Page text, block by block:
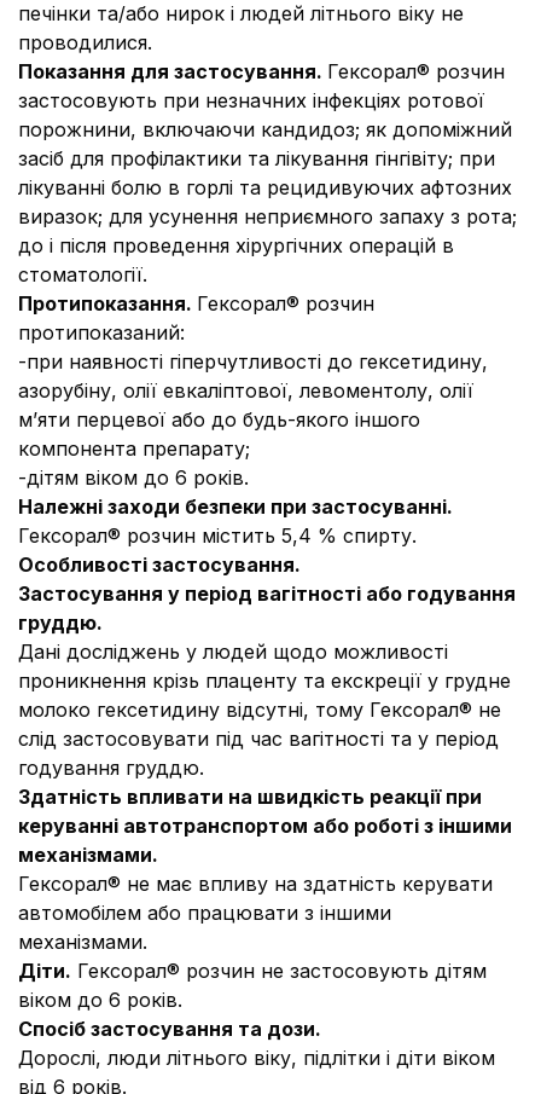
печінки та/або нирок і людей літнього віку не
проводилися.
Показання для застосування. Гексорал® розчин
застосовують при незначних інфекціях ротової
порожнини, включаючи кандидоз; як допоміжний
засіб для профілактики та лікування гінгівіту; при
лікуванні болю в горлі та рецидивуючих афтозних
виразок; для усунення неприємного запаху з рота;
до і після проведення хірургічних операцій в
стоматології.
Протипоказання. Гексорал® розчин
протипоказаний:
-при наявності гіперчутливості до гексетидину,
азорубіну, олії евкаліптової, левоментолу, олії
м’яти перцевої або до будь-якого іншого
компонента препарату;
-дітям віком до 6 років.
Належні заходи безпеки при застосуванні.
Гексорал® розчин містить 5,4 % спирту.
Особливості застосування.
Застосування у період вагітності або годування
груддю.
Дані досліджень у людей щодо можливості
проникнення крізь плаценту та екскреції у грудне
молоко гексетидину відсутні, тому Гексорал® не
слід застосовувати під час вагітності та у період
годування груддю.
Здатність впливати на швидкість реакції при
керуванні автотранспортом або роботі з іншими
механізмами.
Гексорал® не має впливу на здатність керувати
автомобілем або працювати з іншими
механізмами.
Діти. Гексорал® розчин не застосовують дітям
віком до 6 років.
Спосіб застосування та дози.
Дорослі, люди літнього віку, підлітки і діти віком
від 6 років.